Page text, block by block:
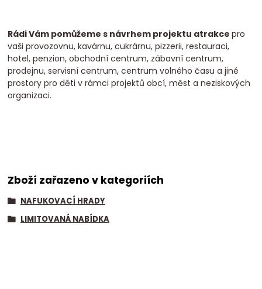
Rádi Vám pomůžeme s návrhem projektu atrakcepro
vaši provozovnu, kavárnu, cukrárnu, pizzerii, restauraci,
hotel, penzion, obchodní centrum, zábavní centrum,
prodejnu, servisní centrum, centrum volného času a jiné
prostory pro děti v rámci projektů obcí, měst a neziskových
organizaci.
Zboží zařazeno v kategoriích
NAFUKOVACÍ HRADY
LIMITOVANÁ NABÍDKA